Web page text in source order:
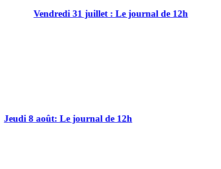
Vendredi 31 juillet : Le journal de 12h
Jeudi 8 août: Le journal de 12h